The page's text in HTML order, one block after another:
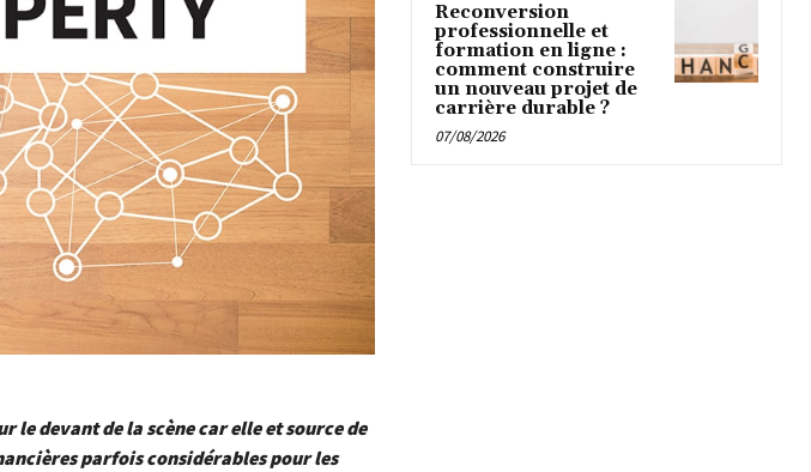
devant de la scène car elle et source de
parfois considérables pour les
Reconversion
professionnelle et
formation en ligne :
comment construire
un nouveau projet de
carrière durable ?
07/08/2026